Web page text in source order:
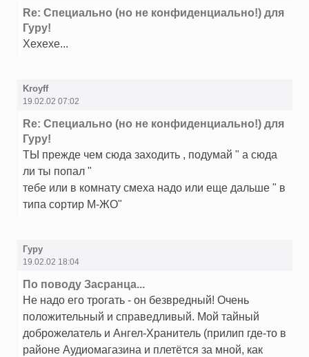
Re: Специально (но не конфиденциально!) для
Гуру!
Хехехе...
Kroyff
19.02.02 07:02
Re: Специально (но не конфиденциально!) для
Гуру!
ТЫ прежде чем сюда заходить , подумай " а сюда
ли ты попал "
тебе или в комнату смеха надо или еще дальше " в
типа сортир М-ЖО"
Гуру
19.02.02 18:04
По поводу Засранца...
Не надо его трогать - он безвредный! Очень
положительный и справедливый. Мой тайный
доброжелатель и Ангел-Хранитель (прилип где-то в
районе Аудиомагазина и плетётся за мной, как